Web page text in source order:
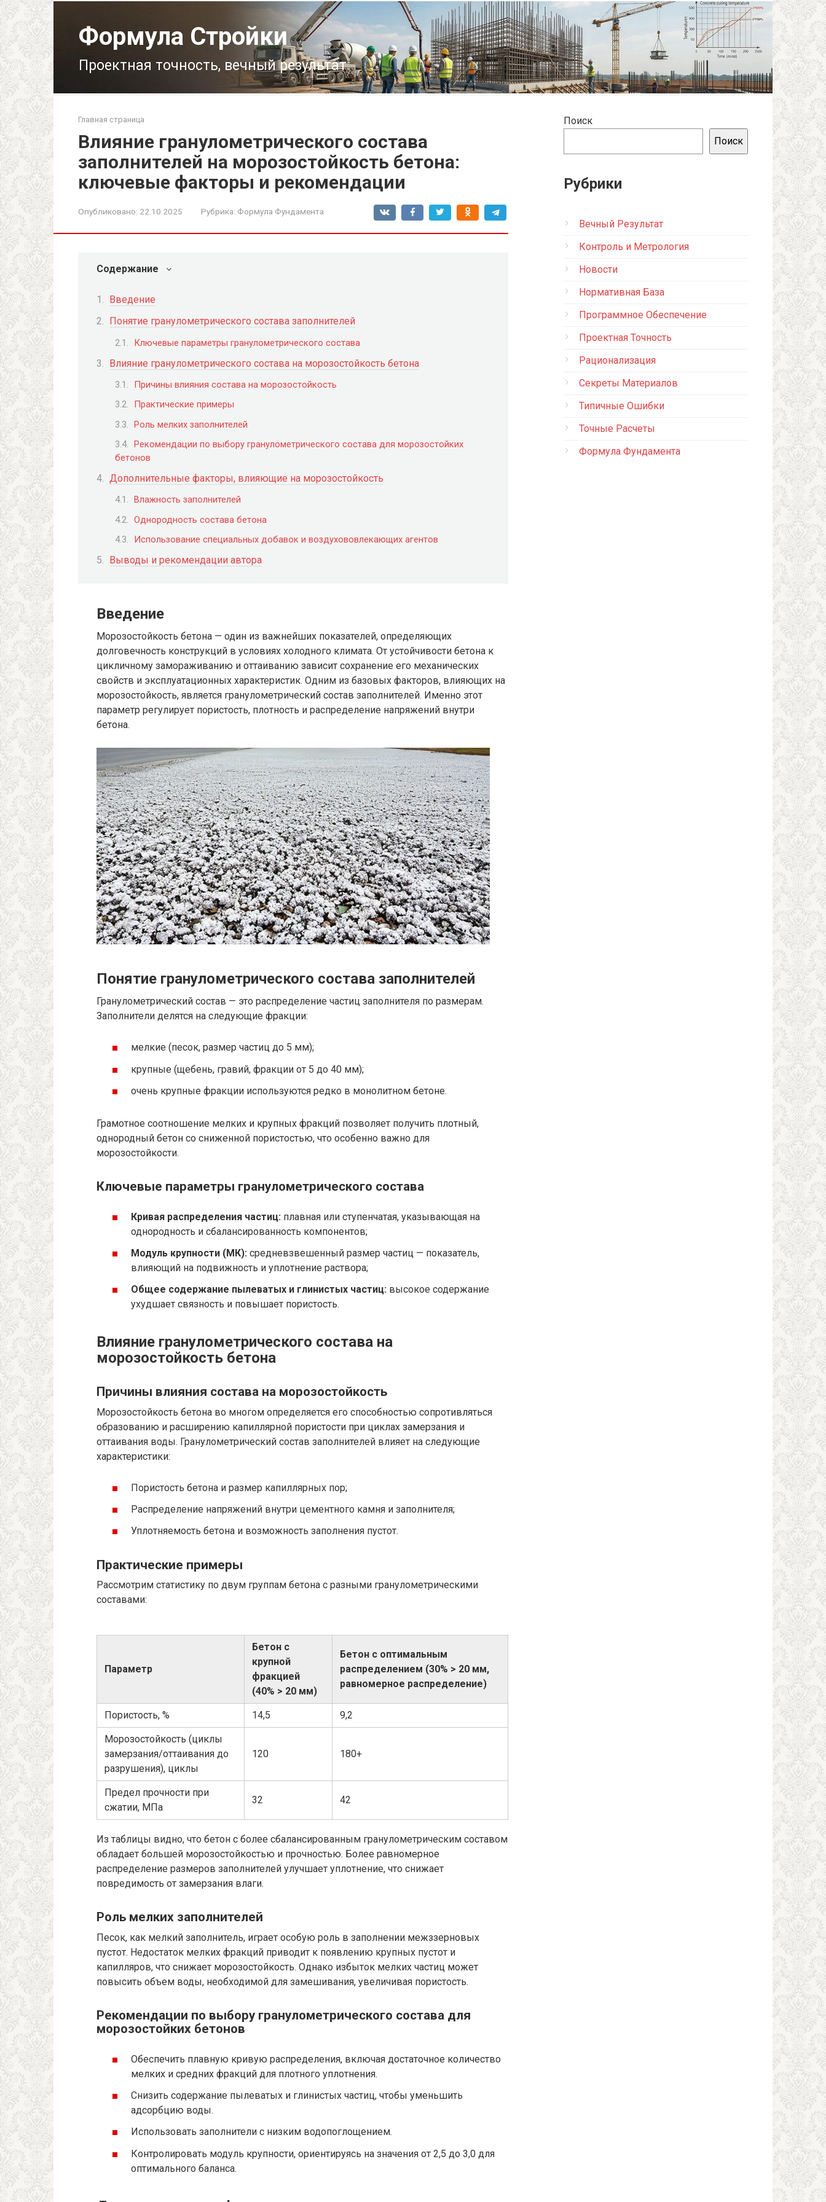
Формула Стройки
Проектная точность, вечный результат
Главная страница
Влияние гранулометрического состава
заполнителей на морозостойкость бетона:
ключевые факторы и рекомендации
Опубликовано: 22.10.2025 Рубрика: Формула Фундамента
Содержание
Введение
Понятие гранулометрического состава заполнителей
Ключевые параметры гранулометрического состава
Влияние гранулометрического состава на морозостойкость бетона
Причины влияния состава на морозостойкость
Практические примеры
Роль мелких заполнителей
Рекомендации по выбору гранулометрического состава для морозостойких
бетонов
Дополнительные факторы, влияющие на морозостойкость
Влажность заполнителей
Однородность состава бетона
Использование специальных добавок и воздухововлекающих агентов
Выводы и рекомендации автора
Введение
Морозостойкость бетона — один из важнейших показателей, определяющих
долговечность конструкций в условиях холодного климата. От устойчивости бетона к
цикличному замораживанию и оттаиванию зависит сохранение его механических
свойств и эксплуатационных характеристик. Одним из базовых факторов, влияющих на
морозостойкость, является гранулометрический состав заполнителей. Именно этот
параметр регулирует пористость, плотность и распределение напряжений внутри
бетона.
Понятие гранулометрического состава заполнителей
Гранулометрический состав — это распределение частиц заполнителя по размерам.
Заполнители делятся на следующие фракции:
мелкие (песок, размер частиц до 5 мм);
крупные (щебень, гравий, фракции от 5 до 40 мм);
очень крупные фракции используются редко в монолитном бетоне.
Грамотное соотношение мелких и крупных фракций позволяет получить плотный,
однородный бетон со сниженной пористостью, что особенно важно для
морозостойкости.
Ключевые параметры гранулометрического состава
Кривая распределения частиц: плавная или ступенчатая, указывающая на
однородность и сбалансированность компонентов;
Модуль крупности (МК): средневзвешенный размер частиц — показатель,
влияющий на подвижность и уплотнение раствора;
Общее содержание пылеватых и глинистых частиц: высокое содержание
ухудшает связность и повышает пористость.
Влияние гранулометрического состава на
морозостойкость бетона
Причины влияния состава на морозостойкость
Морозостойкость бетона во многом определяется его способностью сопротивляться
образованию и расширению капиллярной пористости при циклах замерзания и
оттаивания воды. Гранулометрический состав заполнителей влияет на следующие
характеристики:
Пористость бетона и размер капиллярных пор;
Распределение напряжений внутри цементного камня и заполнителя;
Уплотняемость бетона и возможность заполнения пустот.
Практические примеры
Рассмотрим статистику по двум группам бетона с разными гранулометрическими
составами:
Параметр
Бетон с
крупной
фракцией
(40% > 20 мм)
Бетон с оптимальным
распределением (30% > 20 мм,
равномерное распределение)
Пористость, % 14,5 9,2
Морозостойкость (циклы
замерзания/оттаивания до
разрушения), циклы
120 180+
Предел прочности при
сжатии, МПа
32 42
Из таблицы видно, что бетон с более сбалансированным гранулометрическим составом
обладает большей морозостойкостью и прочностью. Более равномерное
распределение размеров заполнителей улучшает уплотнение, что снижает
повредимость от замерзания влаги.
Роль мелких заполнителей
Песок, как мелкий заполнитель, играет особую роль в заполнении межззерновых
пустот. Недостаток мелких фракций приводит к появлению крупных пустот и
капилляров, что снижает морозостойкость. Однако избыток мелких частиц может
повысить объем воды, необходимой для замешивания, увеличивая пористость.
Рекомендации по выбору гранулометрического состава для
морозостойких бетонов
Обеспечить плавную кривую распределения, включая достаточное количество
мелких и средних фракций для плотного уплотнения.
Снизить содержание пылеватых и глинистых частиц, чтобы уменьшить
адсорбцию воды.
Использовать заполнители с низким водопоглощением.
Контролировать модуль крупности, ориентируясь на значения от 2,5 до 3,0 для
оптимального баланса.
Поиск
Поиск
Рубрики
Вечный Результат
Контроль и Метрология
Новости
Нормативная База
Программное Обеспечение
Проектная Точность
Рационализация
Секреты Материалов
Типичные Ошибки
Точные Расчеты
Формула Фундамента